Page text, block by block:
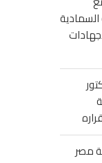
السمادية
مصر